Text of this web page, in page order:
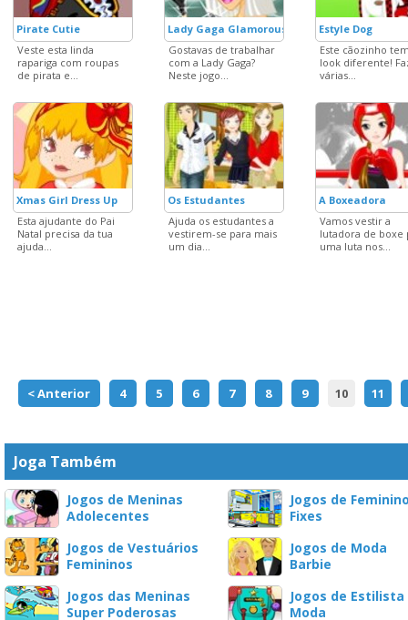
Pirate Cutie
Veste esta linda
rapariga com roupas
de pirata e...
Lady Gaga Glamorous Style
Gostavas de trabalhar
com a Lady Gaga?
Neste jogo...
Estyle Dog
Este cãozinho
look diferente!
várias...
Xmas Girl Dress Up
Esta ajudante do Pai
Natal precisa da tua
ajuda...
Os Estudantes
Ajuda os estudantes a
vestirem-se para mais
um dia...
A Boxeadora
Vamos vestir a
lutadora de boxe
uma luta nos...
< Anterior 4 5 6 7 8 9 10 11
Joga Também
Jogos de Meninas
Adolecentes
Jogos de
Fixes
Jogos de Vestuários
Femininos
Jogos de Moda
Barbie
Jogos das Meninas
Super Poderosas
Jogos de Estilista
Moda